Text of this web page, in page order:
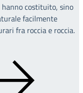
costituito, sino
facilmente
fra roccia e roccia.